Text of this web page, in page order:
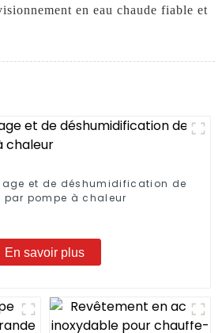
en eau chaude fiable et
et de déshumidification de
par pompe à chaleur
En savoir plus